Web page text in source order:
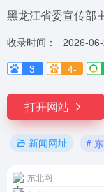
黑龙江省委宣传部
收录时间：
2026-
3
4-
打开网站
新闻网址 #
东北网